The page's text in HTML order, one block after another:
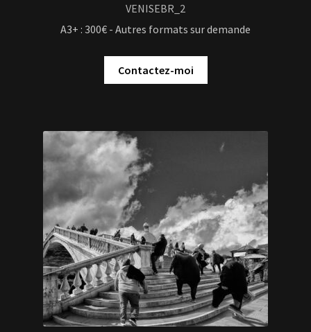
VENISEBR_2
A3+ : 300€ - Autres formats sur demande
Contactez-moi